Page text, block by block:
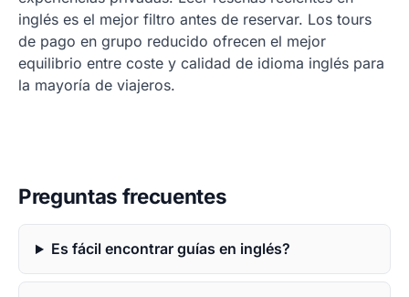
inglés es el mejor filtro antes de reservar. Los tours
de pago en grupo reducido ofrecen el mejor
equilibrio entre coste y calidad de idioma inglés para
la mayoría de viajeros.
Preguntas frecuentes
Es fácil encontrar guías en inglés?